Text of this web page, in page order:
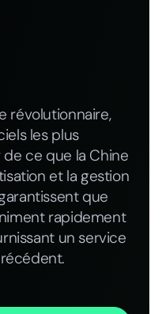
révolutionnaire,
les plus
ce que la Chine
et la gestion
que
rapidement
un service